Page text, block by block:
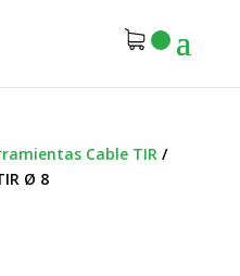
Cable TIR/
Ø 8